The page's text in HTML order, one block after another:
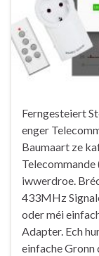
Ferngesteiert
enger
Baumaart ze
iwwerdroe.
433MHz
oder méi
Adapter. Ech
einfache Gronn